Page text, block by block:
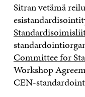
Sitran vetämä
Committee for
Workshop
CEN-